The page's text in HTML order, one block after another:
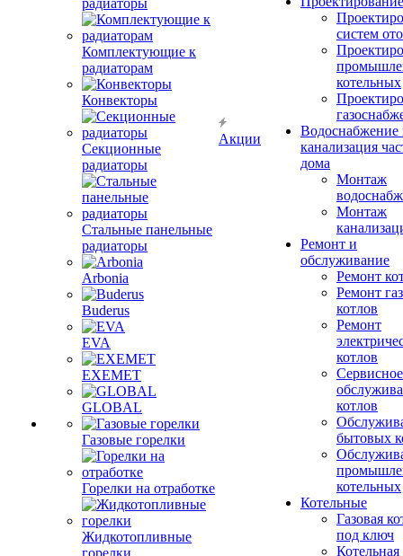
радиаторы
Комплектующие к
радиаторам
Конвекторы
Секционные
радиаторы
Стальные панельные
радиаторы
Arbonia
Buderus
EVA
EXEMET
GLOBAL
Газовые горелки
Горелки на отработке
Жидкотопливные
горелки
Акции
систем
котельных
Водоснабжение
канализация
дома
Монтаж
Монтаж
Ремонт и
обслуживание
Ремонт
Ремонт
котлов
Ремонт
котлов
Сервисное
котлов
бытовых
котельных
Котельные
Газовая
под ключ